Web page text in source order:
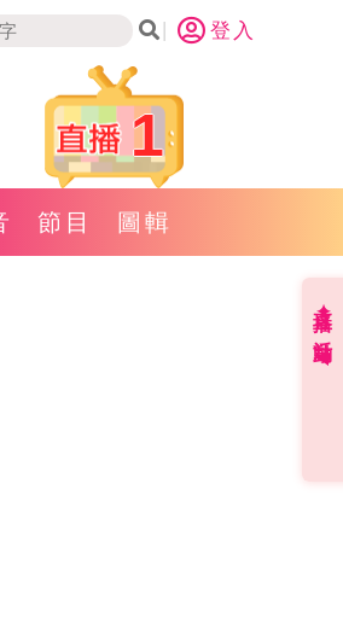
登入
1
節目 圖輯
直播✦活動